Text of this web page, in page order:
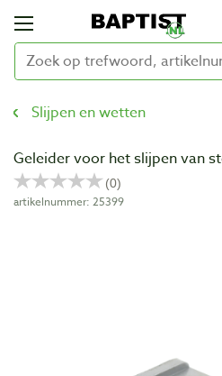
Slijpen en wetten
Geleider voor het slijpen van
artikelnummer: 25399